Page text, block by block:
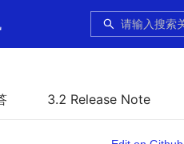
3.2 Release Note